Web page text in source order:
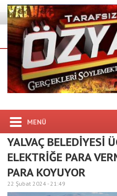
MENÜ
YALVAÇ BELEDİYESİ
ELEKTRİĞE PARA
PARA KOYUYOR
22 Şubat 2024 - 21:49